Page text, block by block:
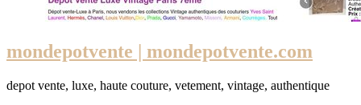
mon­de­potven­te | mon­de­potven­te.com
depot vente, luxe, haute couture, vetement, vintage, authentique